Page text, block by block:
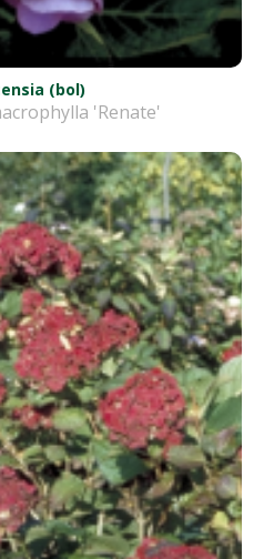
(bol)
'Renate'